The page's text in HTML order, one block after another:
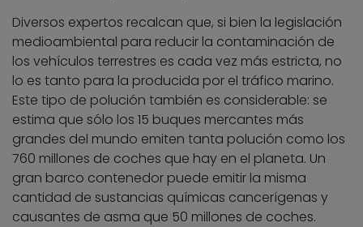
Diversos expertos recalcan que, si bien la legislación
medioambiental para reducir la contaminación de
los vehículos terrestres es cada vez más estricta, no
lo es tanto para la producida por el tráfico marino.
Este tipo de polución también es considerable: se
estima que sólo los 15 buques mercantes más
grandes del mundo emiten tanta polución como los
760 millones de coches que hay en el planeta. Un
gran barco contenedor puede emitir la misma
cantidad de sustancias químicas cancerígenas y
causantes de asma que 50 millones de coches.